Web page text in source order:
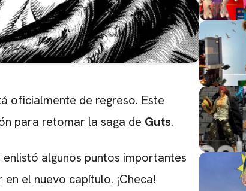
oficialmente de regreso. Este
para retomar la saga de Guts.
algunos puntos importantes
el nuevo capítulo. ¡Checa!